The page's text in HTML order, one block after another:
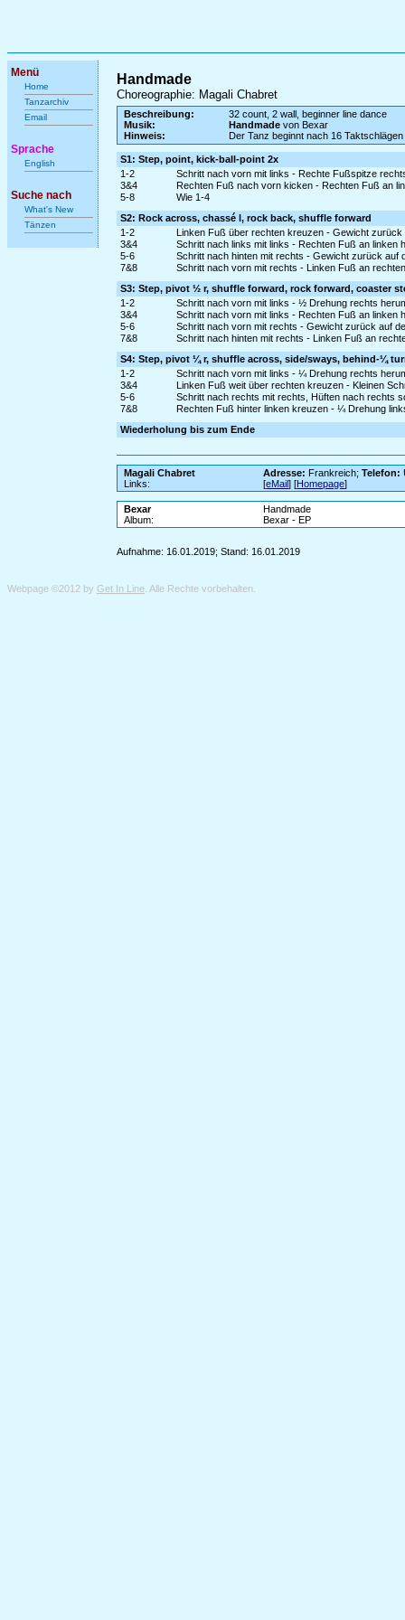
Menü
Home
Tanzarchiv
Email
Sprache
English
Suche nach
What's New
Tänzen
Handmade
Choreographie: Magali Chabret
Beschreibung:
32 count, 2 wall, beginner line dance
Musik:
Handmade von Bexar
Hinweis:
Der Tanz beginnt nach 16
S1: Step, point, kick-ball-point 2x
1-2
Schritt nach vorn mit links - Rechte Fußspitze
3&4
Rechten Fuß nach vorn kicken - Rechten Fuß an
5-8
Wie 1-4
S2: Rock across, chassé l, rock back, shuffle forward
1-2
Linken Fuß über rechten kreuzen - Gewicht
3&4
Schritt nach links mit links - Rechten Fuß an linken
5-6
Schritt nach hinten mit rechts - Gewicht zurück auf
7&8
Schritt nach vorn mit rechts - Linken Fuß an
S3: Step, pivot ½ r, shuffle forward, rock forward, coaster
1-2
Schritt nach vorn mit links - ½ Drehung rechts
3&4
Schritt nach vorn mit links - Rechten Fuß an linken
5-6
Schritt nach vorn mit rechts - Gewicht zurück auf
7&8
Schritt nach hinten mit rechts - Linken Fuß an
S4: Step, pivot ¼ r, shuffle across, side/sways, behind-¼
1-2
Schritt nach vorn mit links - ¼ Drehung rechts
3&4
Linken Fuß weit über rechten kreuzen - Kleinen
5-6
Schritt nach rechts mit rechts, Hüften nach rechts
7&8
Rechten Fuß hinter linken kreuzen - ¼ Drehung
Wiederholung bis zum Ende
Magali Chabret Adresse: Frankreich;Telefon:
Links:
[eMail] [Homepage]
Bexar
Handmade
Album:
Bexar - EP
Aufnahme: 16.01.2019; Stand: 16.01.2019
Webpage ©2012 by Get In Line . Alle Rechte vorbehalten.